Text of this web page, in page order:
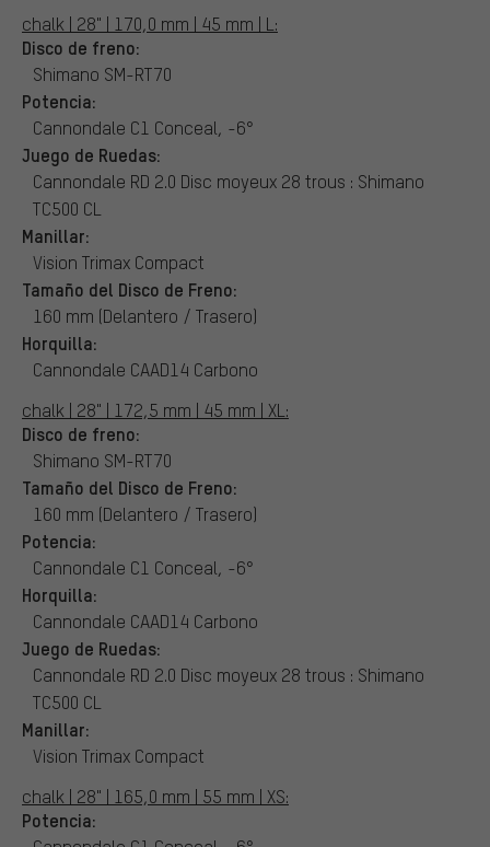
chalk | 28" | 170,0 mm | 45 mm | L:
Disco de freno:
Shimano SM-RT70
Potencia:
Cannondale C1 Conceal, -6°
Juego de Ruedas:
Cannondale RD 2.0 Disc moyeux 28 trous : Shimano
TC500 CL
Manillar:
Vision Trimax Compact
Tamaño del Disco de Freno:
160 mm (Delantero / Trasero)
Horquilla:
Cannondale CAAD14 Carbono
chalk | 28" | 172,5 mm | 45 mm | XL:
Disco de freno:
Shimano SM-RT70
Tamaño del Disco de Freno:
160 mm (Delantero / Trasero)
Potencia:
Cannondale C1 Conceal, -6°
Horquilla:
Cannondale CAAD14 Carbono
Juego de Ruedas:
Cannondale RD 2.0 Disc moyeux 28 trous : Shimano
TC500 CL
Manillar:
Vision Trimax Compact
chalk | 28" | 165,0 mm | 55 mm | XS:
Potencia: